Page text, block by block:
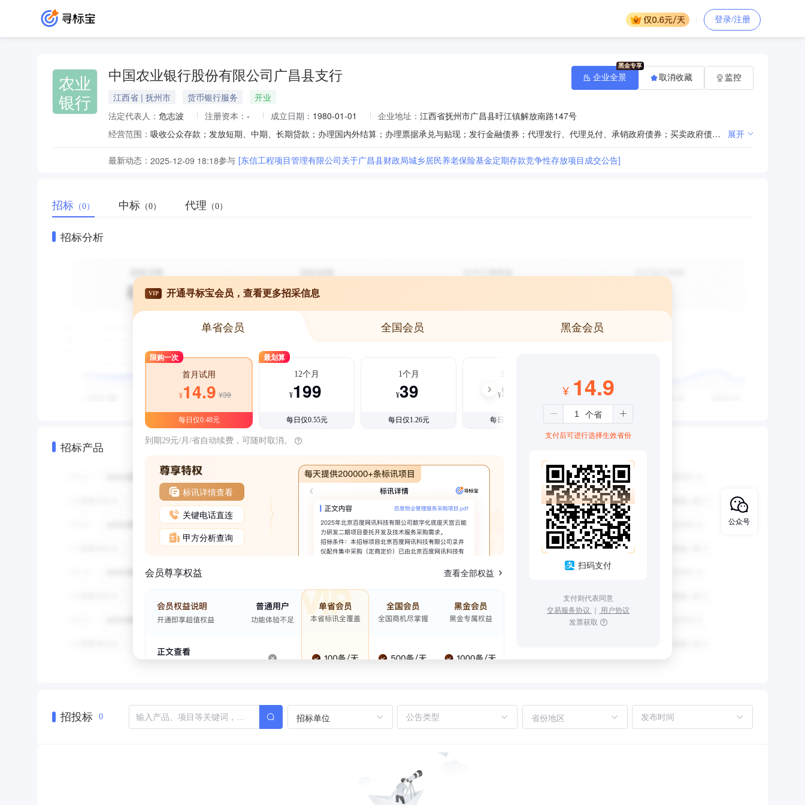
登录/注册
农业
银行
中国农业银行股份有限公司广昌县支行
江西省 | 抚州市 货币银行服务
开业
法定代表人： 危志波 注册资本： - 成立日期： 1980-01-01 企业地址： 江西省抚州市广昌县旴江镇解放南路147号
经营范围：
吸收公众存款；发放短期、中期、长期贷款；办理国内外结算；办理票据承兑与贴现；发行金融债券；代理发行、代理兑付、承销政府债券；买卖政府债券、金融债券；从事同业拆借；从事银行卡业务；提供信用证服务及担保；代理收付款项；提供保管箱服务；代理资金清算；各类汇兑业务；代理政策性银行、外国政府和国际金融机构贷款业务；贷款承诺； 组织或参加银团贷款；外汇存款；外汇贷款；外汇汇款； 外币兑换；国际结算；外汇票据承兑和贴现；外汇担保；代理发行、代理买卖股票以外的外币有价证券；买卖、代理买卖外汇；结汇、售汇；代客外汇买卖；外汇信用卡发行；代理国外信用卡的发行及付款；资信调查、咨询、见证业务、企业、个人财务顾问服务；证券公司客户交易结算资金存管业务；企业年金托管业务；代理开放式基金业务；个人黄金买卖业务；电话银行、手机银行、网上银行业务；金融衍生产品交易业务；保险兼业代理业务；经国务院银行业监督管理部门批准的其他业务。（依法须经批准的项目，经相关部门批准后方可开展经营活动）** 展开
最新动态： 2025-12-09 18:18参与 [东信工程项目管理有限公司关于广昌县财政局城乡居民养老保险基金定期存款竞争性存放项目成交公告]
企业全景 取消收藏 监控
招标 （0） 中标 （0） 代理 （0）
招标分析
招标产品
VIP 开通寻标宝会员，查看更多招采信息
单省会员 全国会员 黑金会员
限购一次
首月试用
¥14.9 ¥39
每日仅0.48元
最划算
12个月
¥199
每日仅0.55元
1个月
¥39
每日仅1.26元
3个月
¥99
每日仅1.08元
到期29元/月/省自动续费，可随时取消。
标讯详情查看
关键电话直连
甲方分析查询
会员尊享权益 查看全部权益
¥ 14.9
支付后可进行选择生效省份
扫码支付
支付则代表同意
交易服务协议 ｜ 用户协议
发票获取
招投标 0 招标单位 省份地区
公众号